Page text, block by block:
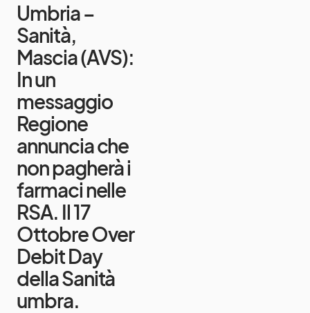
Umbria –
Sanità,
Mascia (AVS):
In un
messaggio
Regione
annuncia che
non pagherà i
farmaci nelle
RSA. Il 17
Ottobre Over
Debit Day
della Sanità
umbra.